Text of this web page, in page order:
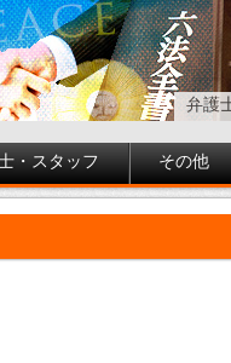
弁護
・スタッフ その他